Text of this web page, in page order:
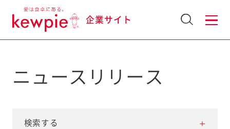
企業サイト
ニュースリリース
検索する